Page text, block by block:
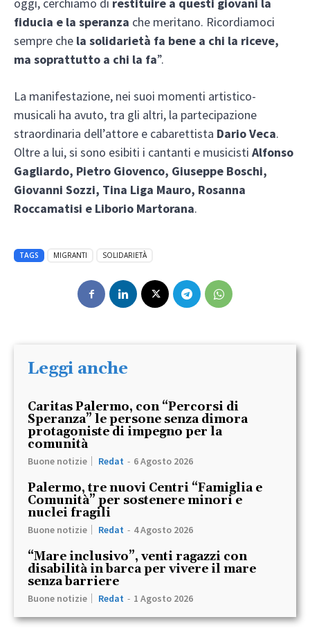
oggi, cerchiamo di restituire a questi giovani la
fiducia e la speranza che meritano. Ricordiamoci
sempre che la solidarietà fa bene a chi la riceve,
ma soprattutto a chi la fa”.
La manifestazione, nei suoi momenti artistico-
musicali ha avuto, tra gli altri, la partecipazione
straordinaria dell’attore e cabarettista Dario Veca.
Oltre a lui, si sono esibiti i cantanti e musicisti Alfonso
Gagliardo, Pietro Giovenco, Giuseppe Boschi,
Giovanni Sozzi, Tina Liga Mauro, Rosanna
Roccamatisi e Liborio Martorana.
TAGS MIGRANTI SOLIDARIETÀ
Leggi anche
Caritas Palermo, con “Percorsi di
Speranza” le persone senza dimora
protagoniste di impegno per la
comunità
Buone notizie Redat - 6 Agosto 2026
Palermo, tre nuovi Centri “Famiglia e
Comunità” per sostenere minori e
nuclei fragili
Buone notizie Redat - 4 Agosto 2026
“Mare inclusivo”, venti ragazzi con
disabilità in barca per vivere il mare
senza barriere
Buone notizie Redat - 1 Agosto 2026